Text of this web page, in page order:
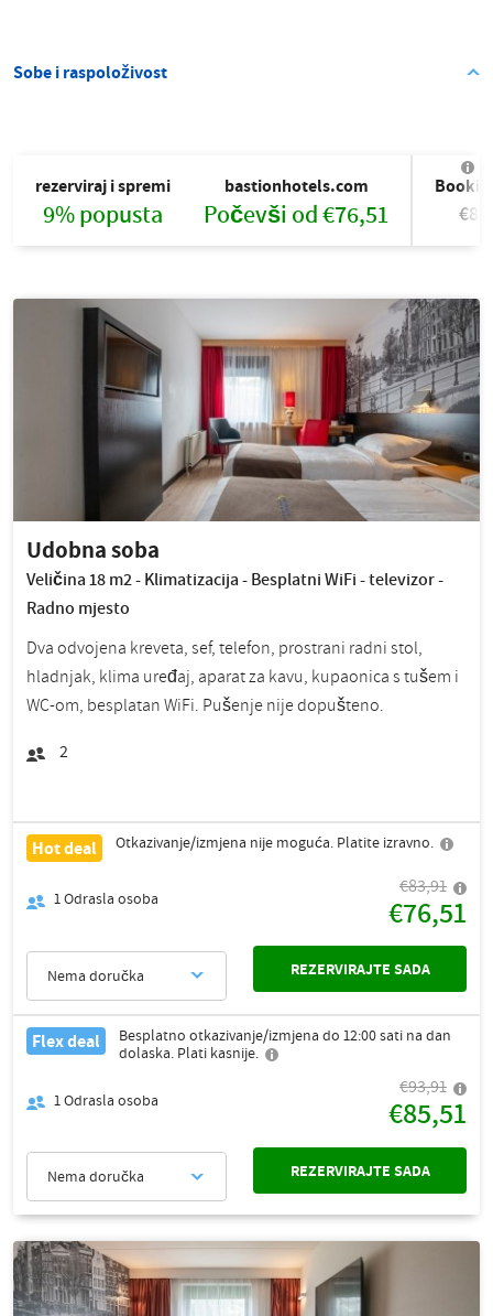
Sobe i raspoloživost
rezerviraj i spremi
9% popusta
bastionhotels.com
Počevši od €76,51
Udobna soba
Veličina 18 m2 - Klimatizacija - Besplatni WiFi - televizor -
Radno mjesto
Dva odvojena kreveta, sef, telefon, prostrani radni stol,
hladnjak, klima uređaj, aparat za kavu, kupaonica s tušem i
WC-om, besplatan WiFi. Pušenje nije dopušteno.
2
Hot deal Otkazivanje/izmjena nije moguća. Platite izravno.
1Odrasla osoba
€83,91
€76,51
Nema doručka REZERVIRAJTE SADA
Flex deal
Besplatno otkazivanje/izmjena do 12:00 sati na dan
dolaska. Plati kasnije.
1Odrasla osoba
€93,91
€85,51
Nema doručka REZERVIRAJTE SADA